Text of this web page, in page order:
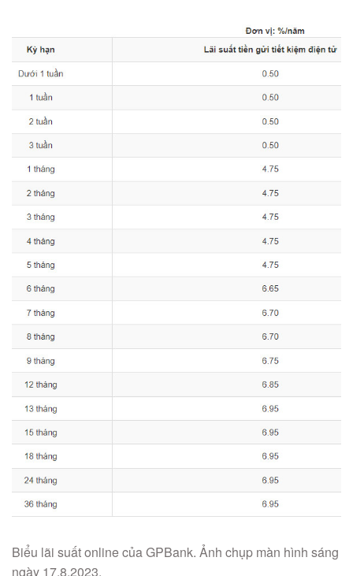
Biểu lãi suất online của GPBank. Ảnh chụp màn hình sáng
ngày 17.8.2023.